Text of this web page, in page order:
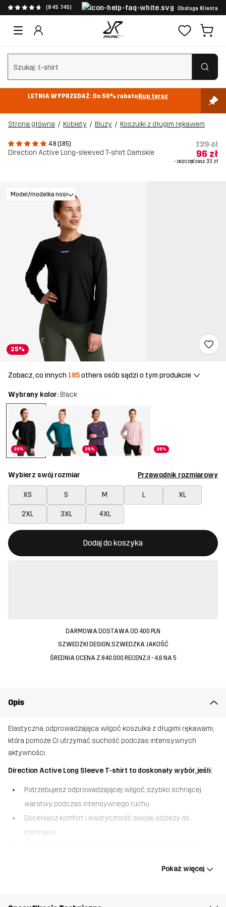
(845 745) Obsługa Klienta
Wyczyść wyszukiwanie
LETNIA WYPRZEDAŻ: Do 50% rabatuKup teraz
Strona główna Kobiety Bluzy Koszulki z długim rękawem
4.8 (185)
Direction Active Long-sleeved T-shirt Damskie
129 zł
96 zł
- oszczędzasz 33 zł
25%
Model/modelka nosi
Zobacz, co innych 185others osób sądzi o tym produkcie
Wybrany kolor: Black
25% 25% 25%
Wybierz swój rozmiar Przewodnik rozmiarowy
XS S M L XL
2XL 3XL 4XL
Dodaj do koszyka
Ten przycisk otworzy nowe okno, w którym można
{{size}} nie jest dostępny
DARMOWA DOSTAWA OD 400 PLN
SZWEDZKI DESIGN, SZWEDZKA JAKOŚĆ
ŚREDNIA OCENA Z 840.000 RECENZJI - 4,6 NA 5
Opis
Elastyczna, odprowadzająca wilgoć koszulka z długimi rękawami,
która pomoże Ci utrzymać suchość podczas intensywnych
aktywności.
Direction Active Long Sleeve T-shirt to doskonały wybór, jeśli:
Potrzebujesz odprowadzającej wilgoć, szybko schnącej
warstwy podczas intensywnego ruchu
Doceniasz komfort i elastyczność swojej odzieży do
treningów
osiągać swoje nowe cele. Koszulka wykonana została z
Pokaż więcej